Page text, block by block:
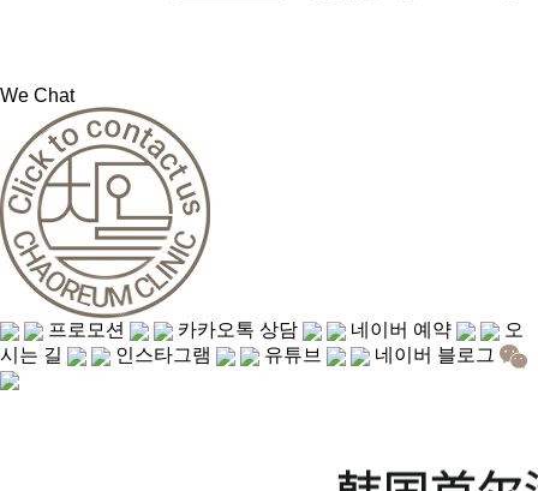
We Chat
프로모션 카카오톡 상담 네이버 예약
오
시는 길
인스타그램 유튜브 네이버 블로그